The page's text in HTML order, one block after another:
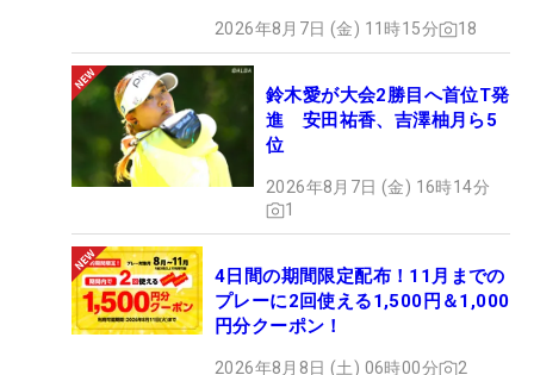
2026年8月7日 (金) 11時15分 18
鈴木愛が大会2勝目へ首位T発
進 安田祐香、吉澤柚月ら5
位
2026年8月7日 (金) 16時14分
1
4日間の期間限定配布！11月までの
プレーに2回使える1,500円＆1,000
円分クーポン！
2026年8月8日 (土) 06時00分 2